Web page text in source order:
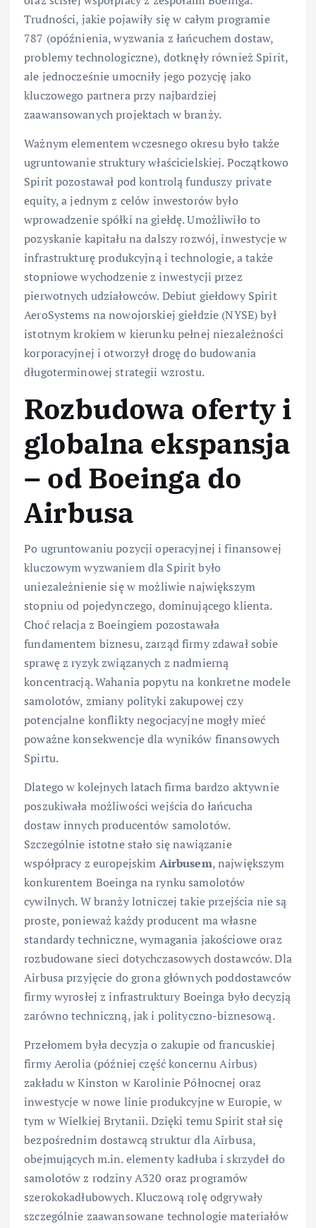
Trudności, jakie pojawiły się w całym programie
787 (opóźnienia, wyzwania z łańcuchem dostaw,
problemy technologiczne), dotknęły również Spirit,
ale jednocześnie umocniły jego pozycję jako
kluczowego partnera przy najbardziej
zaawansowanych projektach w branży.
Ważnym elementem wczesnego okresu było także
ugruntowanie struktury właścicielskiej. Początkowo
Spirit pozostawał pod kontrolą funduszy private
equity, a jednym z celów inwestorów było
wprowadzenie spółki na giełdę. Umożliwiło to
pozyskanie kapitału na dalszy rozwój, inwestycje w
infrastrukturę produkcyjną i technologie, a także
stopniowe wychodzenie z inwestycji przez
pierwotnych udziałowców. Debiut giełdowy Spirit
AeroSystems na nowojorskiej giełdzie (NYSE) był
istotnym krokiem w kierunku pełnej niezależności
korporacyjnej i otworzył drogę do budowania
długoterminowej strategii wzrostu.
Rozbudowa oferty i
globalna ekspansja
– od Boeinga do
Airbusa
Po ugruntowaniu pozycji operacyjnej i finansowej
kluczowym wyzwaniem dla Spirit było
uniezależnienie się w możliwie największym
stopniu od pojedynczego, dominującego klienta.
Choć relacja z Boeingiem pozostawała
fundamentem biznesu, zarząd firmy zdawał sobie
sprawę z ryzyk związanych z nadmierną
koncentracją. Wahania popytu na konkretne modele
samolotów, zmiany polityki zakupowej czy
potencjalne konflikty negocjacyjne mogły mieć
poważne konsekwencje dla wyników finansowych
Spirtu.
Dlatego w kolejnych latach firma bardzo aktywnie
poszukiwała możliwości wejścia do łańcucha
dostaw innych producentów samolotów.
Szczególnie istotne stało się nawiązanie
współpracy z europejskim Airbusem, największym
konkurentem Boeinga na rynku samolotów
cywilnych. W branży lotniczej takie przejścia nie są
proste, ponieważ każdy producent ma własne
standardy techniczne, wymagania jakościowe oraz
rozbudowane sieci dotychczasowych dostawców. Dla
Airbusa przyjęcie do grona głównych poddostawców
firmy wyrosłej z infrastruktury Boeinga było decyzją
zarówno techniczną, jak i polityczno-biznesową.
Przełomem była decyzja o zakupie od francuskiej
firmy Aerolia (później część koncernu Airbus)
zakładu w Kinston w Karolinie Północnej oraz
inwestycje w nowe linie produkcyjne w Europie, w
tym w Wielkiej Brytanii. Dzięki temu Spirit stał się
bezpośrednim dostawcą struktur dla Airbusa,
obejmujących m.in. elementy kadłuba i skrzydeł do
samolotów z rodziny A320 oraz programów
szerokokadłubowych. Kluczową rolę odgrywały
szczególnie zaawansowane technologie materiałów